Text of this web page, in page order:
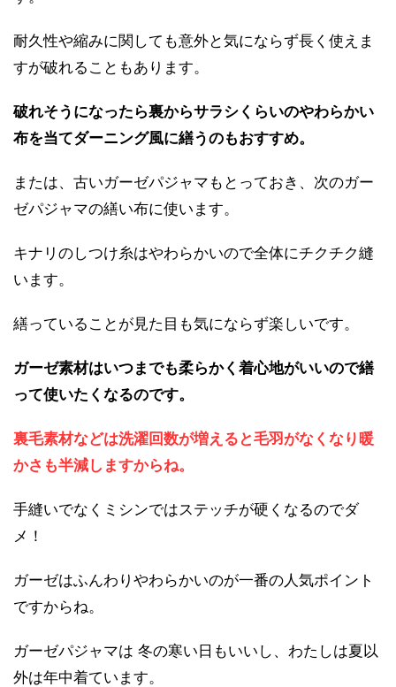
耐久性や縮みに関しても意外と気にならず長く使えま
すが破れることもあります。
破れそうになったら裏からサラシくらいのやわらかい
布を当てダーニング風に繕うのもおすすめ。
または、古いガーゼパジャマもとっておき、次のガー
ゼパジャマの繕い布に使います。
キナリのしつけ糸はやわらかいので全体にチクチク縫
います。
繕っていることが見た目も気にならず楽しいです。
ガーゼ素材はいつまでも柔らかく着心地がいいので繕
って使いたくなるのです。
裏毛素材などは洗濯回数が増えると毛羽がなくなり暖
かさも半減しますからね。
手縫いでなくミシンではステッチが硬くなるのでダ
メ！
ガーゼはふんわりやわらかいのが一番の人気ポイント
ですからね。
ガーゼパジャマは 冬の寒い日もいいし、わたしは夏以
外は年中着ています。